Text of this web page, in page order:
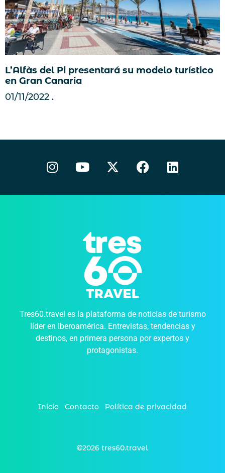
L’Alfàs del Pi presentará su modelo turístico
en Gran Canaria
01/11/2022
Tres60.travel es la plataforma de noticias de turismo
líder en Iberoamérica. Entrevistas, tendencias y
destinos, en primera persona por expertos y
protagonistas.
Inicio Contacto Política de privacidad
©2026 tres60.travel